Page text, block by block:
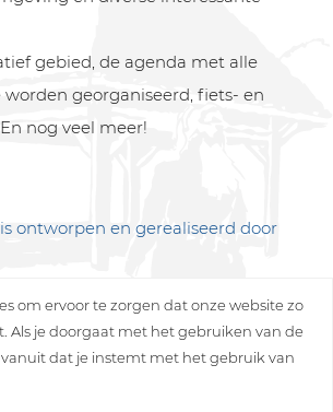
gebied, de agenda met alle
georganiseerd, fiets- en
nog veel meer!
ontworpen en gerealiseerd door
om ervoor te zorgen dat onze website zo
Als je doorgaat met het gebruiken van de
dat je instemt met het gebruik van